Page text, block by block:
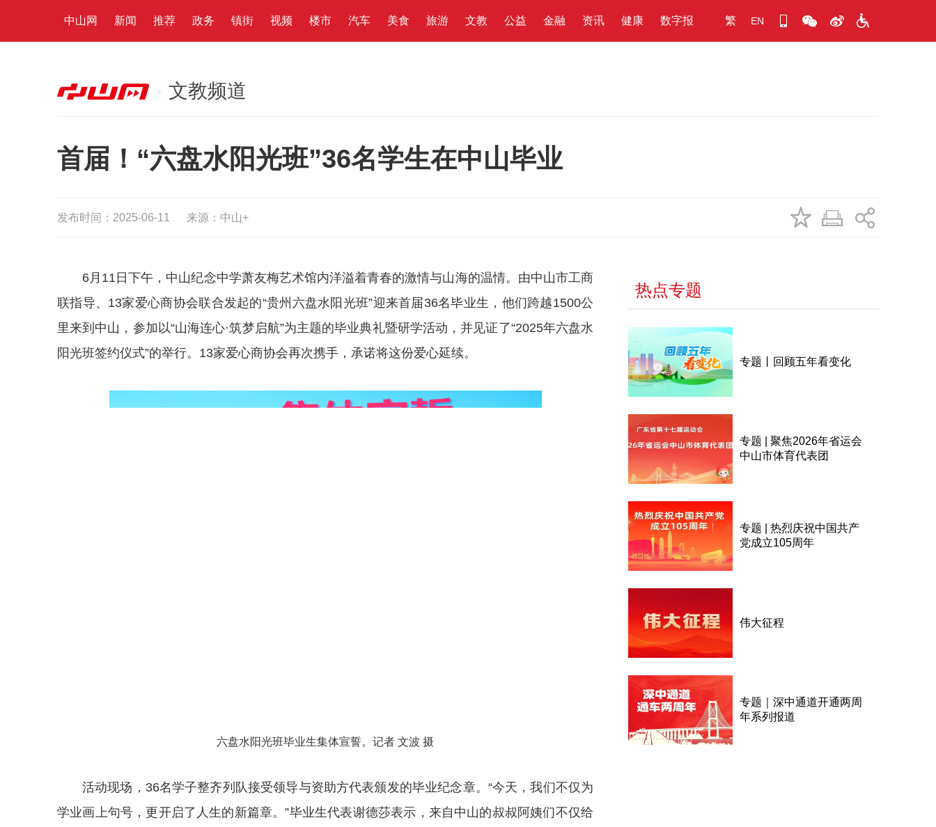
中山网 新闻 推荐 政务 镇街 视频 楼市 汽车 美食 旅游 文教 公益 金融 资讯 健康 数字报 繁 EN
文教频道
首届！“六盘水阳光班”36名学生在中山毕业
发布时间：2025-06-11 来源：中山+
6月11日下午，中山纪念中学萧友梅艺术馆内洋溢着青春的激情与山海的温情。由中山市工商
联指导、13家爱心商协会联合发起的“贵州六盘水阳光班”迎来首届36名毕业生，他们跨越1500公
里来到中山，参加以“山海连心·筑梦启航”为主题的毕业典礼暨研学活动， 并见证了“2025年六盘水
阳光班签约仪式”的举行。13家爱心商协会再次携手，承诺将这份爱心延续。
六盘水阳光班毕业生集体宣誓。记者 文波 摄
活动现场，36名学子整齐列队接受领导与资助方代表颁发的毕业纪念章。“今天，我们不仅为
学业画上句号，更开启了人生的新篇章。”毕业生代表谢德莎表示，来自中山的叔叔阿姨们不仅给
热点专题
专题丨回顾五年看变化
专题 | 聚焦2026年省运会
中山市体育代表团
专题 | 热烈庆祝中国共产
党成立105周年
伟大征程
专题｜深中通道开通两周
年系列报道